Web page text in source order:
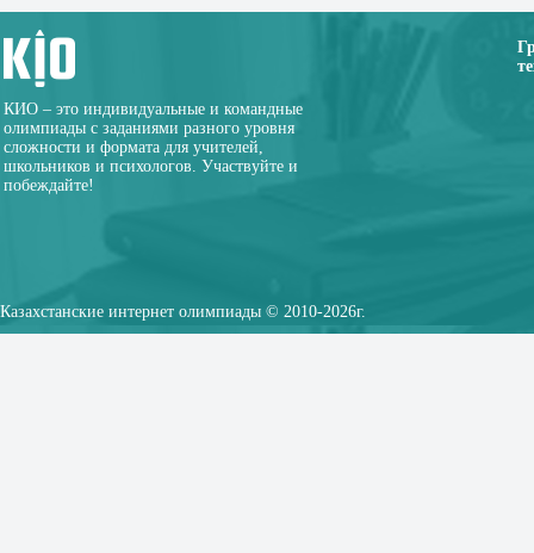
КИО – это индивидуальные и командные
олимпиады с заданиями разного уровня
сложности и формата для учителей,
школьников и психологов. Участвуйте и
побеждайте!
Казахстанские интернет олимпиады © 2010-2026г.